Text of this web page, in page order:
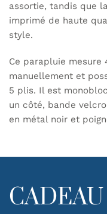
assortie, tandis que
imprimé de haute
style.
Ce parapluie mesure
manuellement et
5 plis. Il est
un côté, bande
en métal noir et